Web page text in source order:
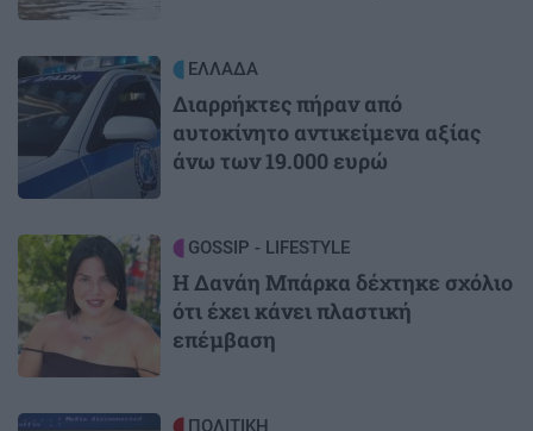
Image ΕΛΛΑΔΑ
Διαρρήκτες πήραν από
αυτοκίνητο αντικείμενα αξίας
άνω των 19.000 ευρώ
Image GOSSIP - LIFESTYLE
Η Δανάη Μπάρκα δέχτηκε σχόλιο
ότι έχει κάνει πλαστική
επέμβαση
ΠΟΛΙΤΙΚΗ